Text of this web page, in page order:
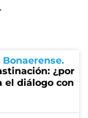
¿por
el diálogo con